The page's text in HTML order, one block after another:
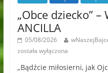
„Obce dziecko”
ANCILLA
05/08/2026
została wyłączona
„Bądźcie miłosierni, jak